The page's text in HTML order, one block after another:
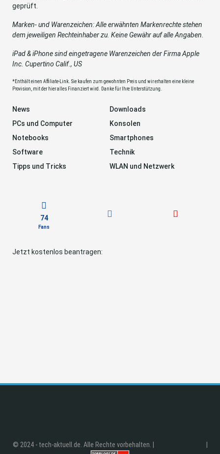
geprüft.
Marken- und Warenzeichen: Alle erwähnten Markenrechte stehen
dem jeweiligen Rechteinhaber zu. Keine Gewähr auf alle Angaben.
iPad & iPhone sind eingetragene Warenzeichen der Firma Apple
Inc. Cupertino Calif., US
*Enthält einen Affiliate-Link. Sie kaufen zum gewohnten Preis und wir erhalten eine kleine
Provision, mit der hier alles Finanziert wird. Danke für Ihre Unterstützung.
News
Downloads
PCs und Computer
Konsolen
Notebooks
Smartphones
Software
Technik
Tipps und Tricks
WLAN und Netzwerk
74
Fans
Jetzt kostenlos beantragen:
© 2024 - tech-aktuell.de. Alle Rechte vorbehalten. |